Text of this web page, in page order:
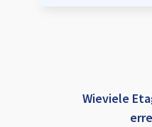
Wieviele